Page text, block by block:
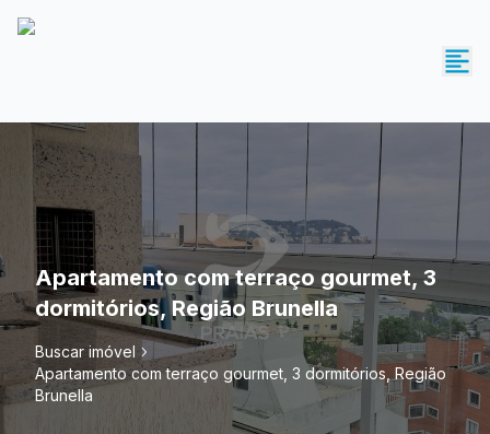
Apartamento com terraço gourmet, 3
dormitórios, Região Brunella
Buscar imóvel
Apartamento com terraço gourmet, 3 dormitórios, Região
Brunella